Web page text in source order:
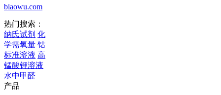
biaowu.com
热门搜索：
纳氏试剂 化
学需氧量 钴
标准溶液 高
锰酸钾溶液
水中甲醛
产品